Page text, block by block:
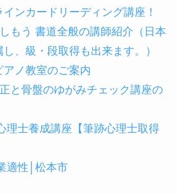
ンカードリーディング講座！
もう 書道全般の講師紹介（日本
、級・段取得も出来ます。）
ノ教室のご案内
と骨盤のゆがみチェック講座の
理士養成講座【筆跡心理士取得
適性│松本市